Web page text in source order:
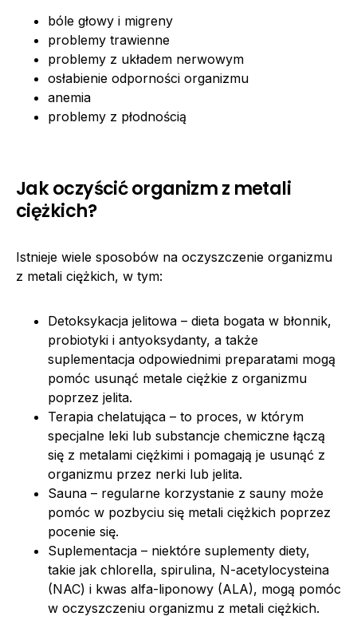
bóle głowy i migreny
problemy trawienne
problemy z układem nerwowym
osłabienie odporności organizmu
anemia
problemy z płodnością
Jak oczyścić organizm z metali
ciężkich?
Istnieje wiele sposobów na oczyszczenie organizmu
z metali ciężkich, w tym:
Detoksykacja jelitowa – dieta bogata w błonnik,
probiotyki i antyoksydanty, a także
suplementacja odpowiednimi preparatami mogą
pomóc usunąć metale ciężkie z organizmu
poprzez jelita.
Terapia chelatująca – to proces, w którym
specjalne leki lub substancje chemiczne łączą
się z metalami ciężkimi i pomagają je usunąć z
organizmu przez nerki lub jelita.
Sauna – regularne korzystanie z sauny może
pomóc w pozbyciu się metali ciężkich poprzez
pocenie się.
Suplementacja – niektóre suplementy diety,
takie jak chlorella, spirulina, N-acetylocysteina
(NAC) i kwas alfa-liponowy (ALA), mogą pomóc
w oczyszczeniu organizmu z metali ciężkich.